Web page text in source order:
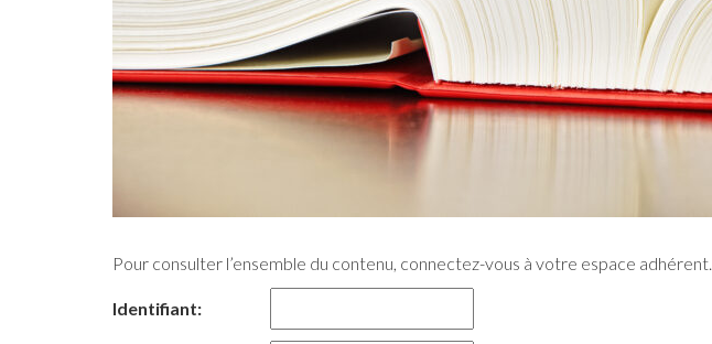
Pour consulter l’ensemble du contenu, connectez-vous à votre espace adhérent.
Identifiant: